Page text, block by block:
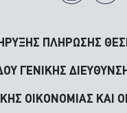
ΠΛΗΡΩΣΗΣ
ΓΕΝΙΚΗΣ
ΟΙΚΟΝΟΜΙΑΣ ΚΑΙ